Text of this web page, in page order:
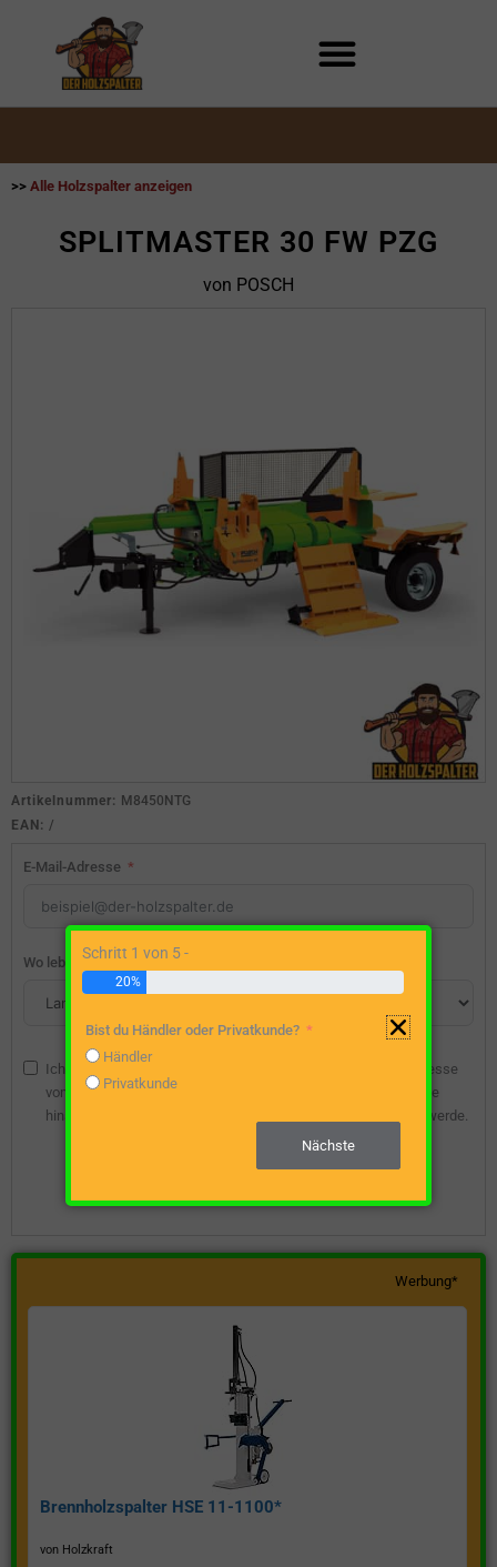
>> Alle Holzspalter anzeigen
SPLITMASTER 30 FW PZG
von POSCH
Artikelnummer: M8450NTG
EAN: /
E-Mail-Adresse
Wo lebst du?
Ich bin damit einverstanden, dass die angegebene E-Mail-Adresse
vom Webseitenbetreiber gespeichert wird, damit ich über diese
hinsichtlich eines unverbindlichen Preisangebots kontaktiert werde.
Werbung*
Brennholzspalter HSE 11-1100*
von Holzkraft
Schritt 1 von 5 -
20%
Bist du Händler oder Privatkunde?
Händler
Privatkunde
Nächste